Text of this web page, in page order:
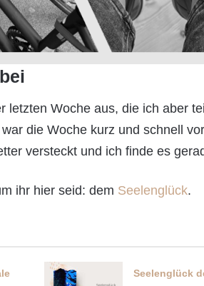
Woche aus, die ich aber
die Woche kurz und schnell
versteckt und ich finde es
ihr hier seid: dem Seelenglück.
Seelenglück